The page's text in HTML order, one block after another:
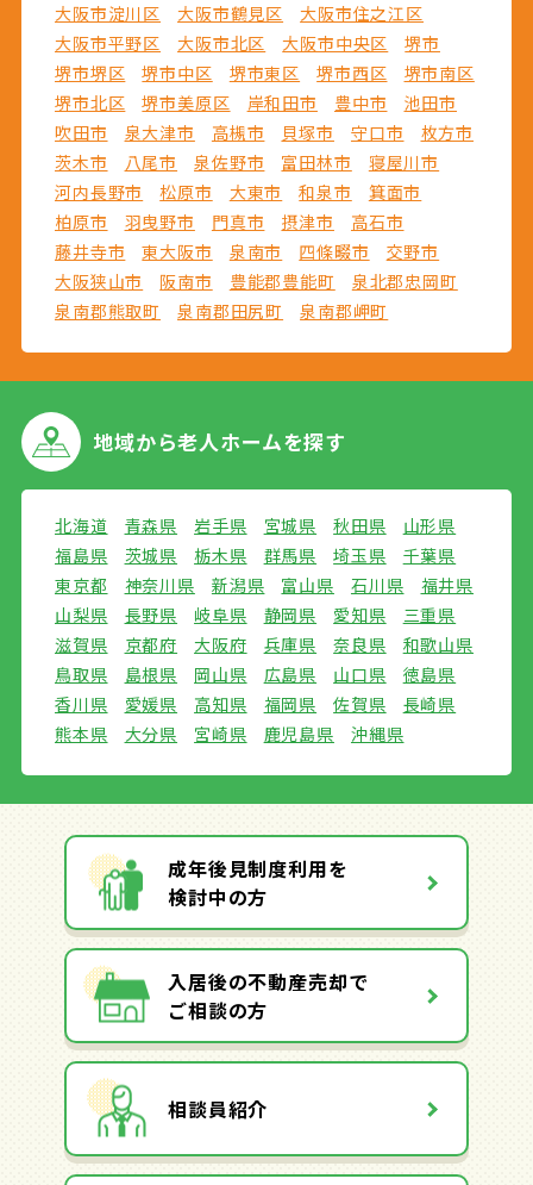
大阪市淀川区
大阪市鶴見区
大阪市住之江区
大阪市平野区
大阪市北区 大阪市中央区
堺市
堺市堺区
堺市中区 堺市東区 堺市西区
堺市南区
堺市北区
堺市美原区 岸和田市 豊中市
池田市
吹田市
泉大津市 高槻市 貝塚市 守口市
枚方市
茨木市
八尾市 泉佐野市 富田林市
寝屋川市
河内長野市
松原市 大東市 和泉市
箕面市
柏原市
羽曳野市 門真市 摂津市
高石市
藤井寺市
東大阪市 泉南市 四條畷市
交野市
大阪狭山市
阪南市 豊能郡豊能町
泉北郡忠岡町
泉南郡熊取町
泉南郡田尻町 泉南郡岬町
地域から老人ホームを探す
北海道 青森県 岩手県 宮城県 秋田県
山形県
福島県
茨城県 栃木県 群馬県 埼玉県
千葉県
東京都
神奈川県 新潟県 富山県 石川県
福井県
山梨県
長野県 岐阜県 静岡県 愛知県
三重県
滋賀県
京都府 大阪府 兵庫県 奈良県
和歌山県
鳥取県
島根県 岡山県 広島県 山口県
徳島県
香川県
愛媛県 高知県 福岡県 佐賀県
長崎県
熊本県
大分県 宮崎県 鹿児島県 沖縄県
成年後見制度利用を
検討中の方
入居後の不動産売却で
ご相談の方
相談員紹介